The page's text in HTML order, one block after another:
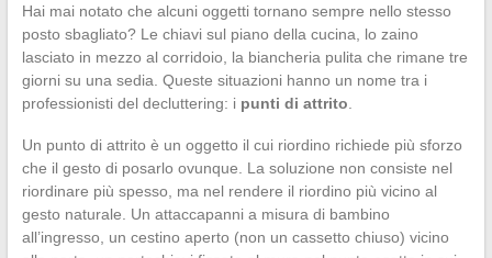
Hai mai notato che alcuni oggetti tornano sempre nello stesso
posto sbagliato? Le chiavi sul piano della cucina, lo zaino
lasciato in mezzo al corridoio, la biancheria pulita che rimane tre
giorni su una sedia. Queste situazioni hanno un nome tra i
professionisti del decluttering: i punti di attrito
Un punto di attrito è un oggetto il cui riordino richiede più sforzo
che il gesto di posarlo ovunque. La soluzione non consiste nel
riordinare più spesso, ma nel rendere il riordino più vicino al
gesto naturale. Un attaccapanni a misura di bambino
all’ingresso, un cestino aperto (non un cassetto chiuso) vicino